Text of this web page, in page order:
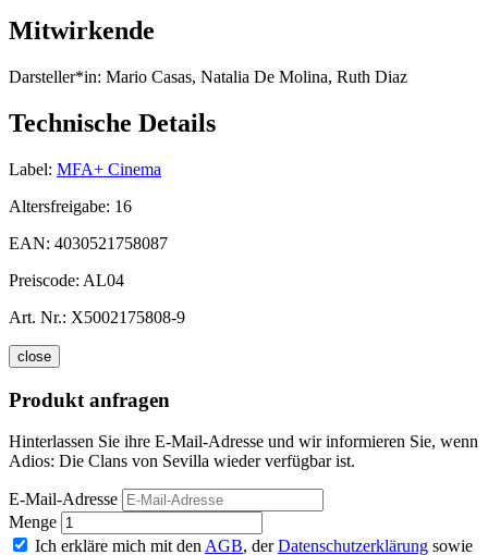
Mitwirkende
Darsteller*in: Mario Casas, Natalia De Molina, Ruth Diaz
Technische Details
Label: MFA+ Cinema
Altersfreigabe: 16
EAN: 4030521758087
Preiscode: AL04
Art. Nr.: X5002175808-9
close
Produkt anfragen
Hinterlassen Sie ihre E-Mail-Adresse und wir informieren Sie, wenn
Adios: Die Clans von Sevilla wieder verfügbar ist.
E-Mail-Adresse
Menge
Ich erkläre mich mit den AGB, derDatenschutzerklärung sowie